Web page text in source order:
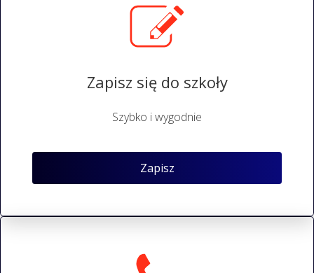
Zapisz się do szkoły
Szybko i wygodnie
Zapisz